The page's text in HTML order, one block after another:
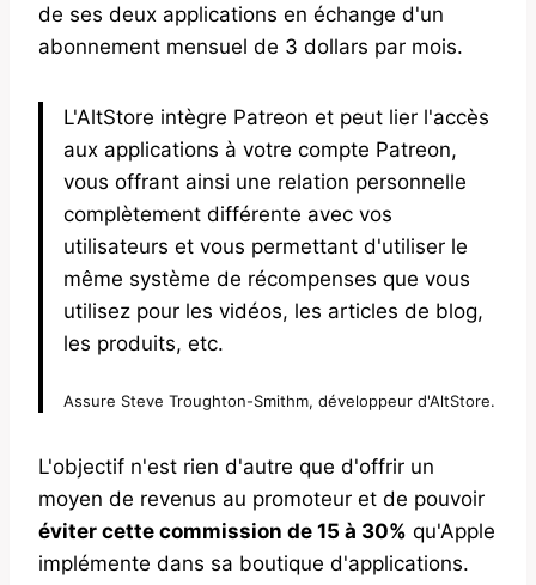
de ses deux applications en échange d'un
abonnement mensuel de 3 dollars par mois.
L'AltStore intègre Patreon et peut lier l'accès
aux applications à votre compte Patreon,
vous offrant ainsi une relation personnelle
complètement différente avec vos
utilisateurs et vous permettant d'utiliser le
même système de récompenses que vous
utilisez pour les vidéos, les articles de blog,
les produits, etc.
Assure Steve Troughton-Smithm, développeur d'AltStore.
L'objectif n'est rien d'autre que d'offrir un
moyen de revenus au promoteur et de pouvoir
éviter cette commission de 15 à 30% qu'Apple
implémente dans sa boutique d'applications.